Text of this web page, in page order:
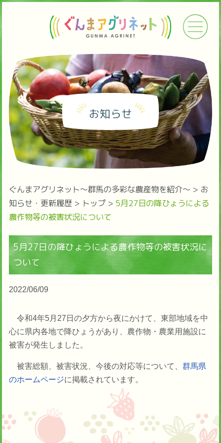
お知らせ
ぐんまアグリネット～群馬の多彩な農産物を紹介～ > お
知らせ・更新履歴> トップ> 5月27日の降ひょうによる
農作物等の被害状況について
5月27日の降ひょうによる農作物等の被害状況に
ついて
2022/06/09
令和4年5月27日の夕方から夜にかけて、東部地域を中
心に県内各地で降ひょうがあり、農作物・農業用施設に
被害が発生しました。
被害総額、被害状況、今後の対応等について、 群馬県
のホームページに掲載されています。